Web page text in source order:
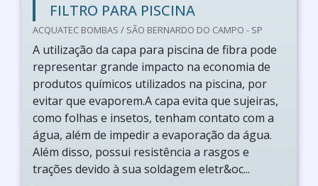
FILTRO PARA PISCINA
ACQUATEC BOMBAS / SÃO BERNARDO DO CAMPO - SP
A utilização da capa para piscina de fibra pode
representar grande impacto na economia de
produtos químicos utilizados na piscina, por
evitar que evaporem.A capa evita que sujeiras,
como folhas e insetos, tenham contato com a
água, além de impedir a evaporação da água.
Além disso, possui resistência a rasgos e
trações devido à sua soldagem eletr&oc...